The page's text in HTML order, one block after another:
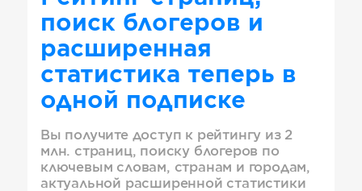
поиск блогеров и
расширенная
статистика теперь в
одной подписке
Вы получите доступ к рейтингу из 2
млн. страниц, поиску блогеров по
ключевым словам, странам и городам,
актуальной расширенной статистики